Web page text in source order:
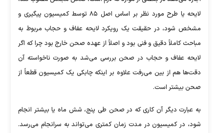
لایحه یا طرح مورد نظر بر اساس اصل ۸۵ توسط کمیسیون پیگیری و
مشخص شود، در حقیقت یک رویکرد لایحه عفاف و حجاب مربوط به
مباحث کاملاً دقیق و فنی بود و اصلاً از عهده صحن خارج بود چرا که اگر
لایحه عفاف و حجاب در صحن بررسی می‌شد به صورت ناخواسته آن
دقت‌ها هم از بین می‌رفت علاوه بر اینکه چابکی یک کمیسیون قطعاً از
صحن بیشتر است.
به عبارت دیگر آن کاری که در صحن طی پنج، شش ماه یا بیشتر انجام
شود، در کمیسیون در مدت زمان کمتری می‌تواند به سرانجام می‌رسد.